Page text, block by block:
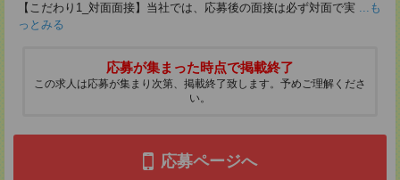
【こだわり1_対面面接】当社では、応募後の面接は必ず対面で実 ...も
っとみる
応募が集まった時点で掲載終了
この求人は応募が集まり次第、掲載終了致します。予めご理解くださ
い。
応募ページへ